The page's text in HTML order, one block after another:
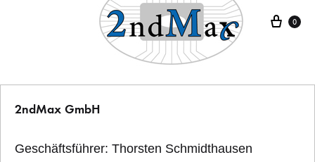
0
2ndMax GmbH
Geschäftsführer: Thorsten Schmidthausen